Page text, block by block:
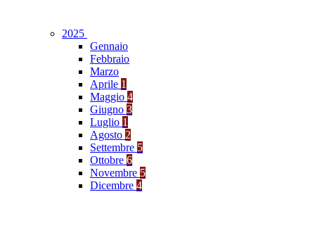
2025
Gennaio
Febbraio
Marzo
Aprile 1
Maggio 4
Giugno 3
Luglio 1
Agosto 2
Settembre 5
Ottobre 6
Novembre 5
Dicembre 4